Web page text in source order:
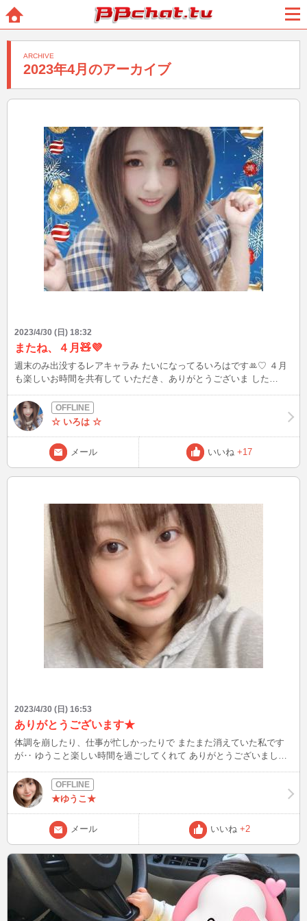
BBchatTV
2023年4月のアーカイブ
ARCHIVE
2023/4/30 (日) 18:32
またね、４月🧸💜
週末のみ出没するレアキャラみ たいになってるいろはです‪ꔛ♡‪ ４月
も楽しいお時間を共有して いただき、ありがとうございま した
ーさんや初見さんもま たよろしくお願いいたします♪ 今夜も待機して
ますので見かけ たらぜひお話しーましょ(ㅅ´꒳` ) いいね( ｡･ω･｡)ﾉ 凸
ﾎﾟﾁｯ 励みになります🥰
☆ いろは ☆
メール いいね +17
2023/4/30 (日) 16:53
ありがとうございます★
体調を崩したり、仕事が忙しかったりで またまた消えていた私です
が‥ ゆうこと楽しい時間を過ごしてくれて ありがとうございました
ております（笑） 今日の23時に少しいるので お時間合う方はぜひ 楽
しいお話しましょ★
★ゆうこ★
メール いいね +2